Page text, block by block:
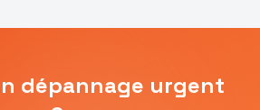
dépannage urgent